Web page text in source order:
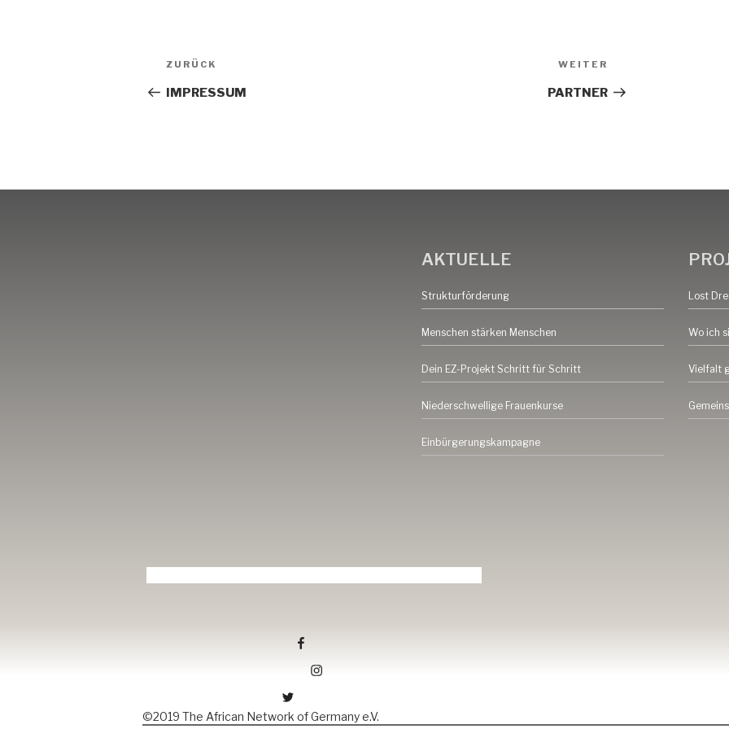
Beitrags-
Navigation
Vorheriger
ZURÜCK
IMPRESSUM
WEITER
PARTNER
AKTUELLE
Strukturförderung
Menschen stärken Menschen
Dein EZ-Projekt Schritt für Schritt
Niederschwellige Frauenkurse
Einbürgerungskampagne
Lost
Wo ich
Vielfalt
©2019 The African Network of Germany e.V.